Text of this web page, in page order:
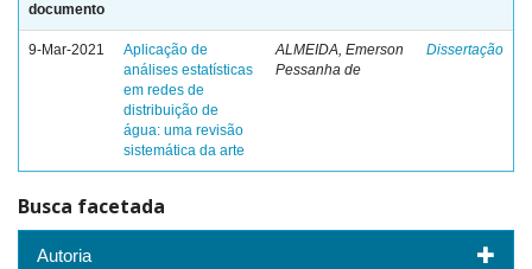
documento
9-Mar-2021
Aplicação de
análises estatísticas
em redes de
distribuição de
água: uma revisão
sistemática da arte
ALMEIDA, Emerson
Pessanha de
Dissertação
Busca facetada
Autoria